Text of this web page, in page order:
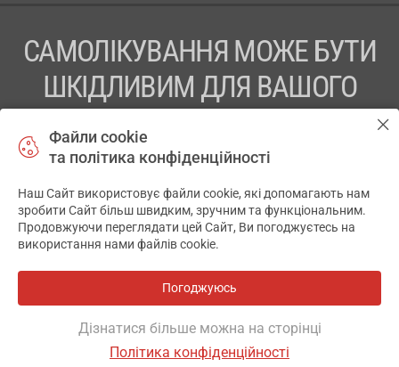
САМОЛІКУВАННЯ МОЖЕ БУТИ
ШКІДЛИВИМ ДЛЯ ВАШОГО
ПЕРЕД ЗАСТОСУВАННЯМ ПРЕПАРАТУ ПРОКОНСУЛЬТУЙТЕСЬ
ТОВ «АПТЕКА 911.ЮА» Код ЄДРПОУ 43631965.
Відмова від відповідальності
© 2014-2026. Медична інформаційна система АПТЕКА911.ЮА
Файли cookie
та політика конфіденційності
Наш Сайт використовує файли cookie, які допомагають нам
зробити Сайт більш швидким, зручним та функціональним.
Продовжуючи переглядати цей Сайт, Ви погоджуєтесь на
використання нами файлів cookie.
Погоджуюсь
Дізнатися більше можна на сторінці
Політика конфіденційності
✕